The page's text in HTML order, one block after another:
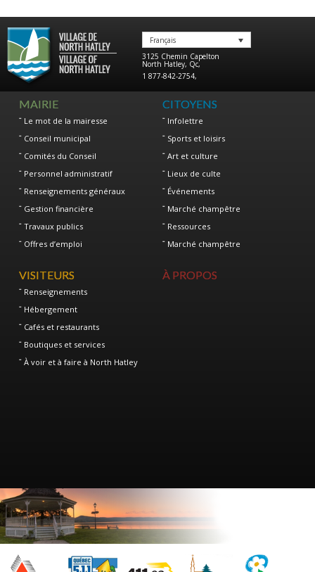
Français
3125 Chemin Capelton
North Hatley, Qc,
1 877-842-2754,
MAIRIE
Le mot de la mairesse
Conseil municipal
Comités du Conseil
Personnel administratif
Renseignements généraux
Gestion financière
Travaux publics
Offres d’emploi
CITOYENS
Infolettre
Sports et loisirs
Art et culture
Lieux de culte
Événements
Marché champêtre
Ressources
Marché champêtre
VISITEURS
Renseignements
Hébergement
Cafés et restaurants
Boutiques et services
À voir et à faire à North Hatley
À PROPOS